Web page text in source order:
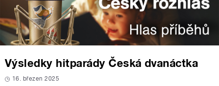
Výsledky hitparády Česká dvanáctka
16. březen 2025